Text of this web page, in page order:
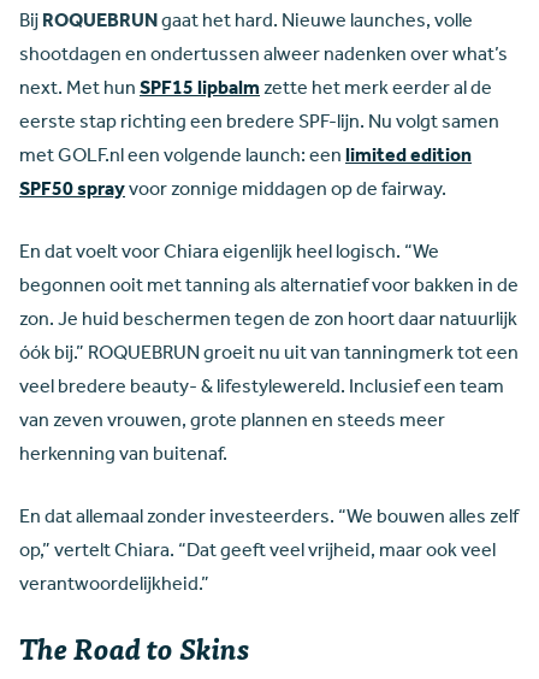
BijROQUEBRUNgaat het hard. Nieuwe launches, volle
shootdagen en ondertussen alweer nadenken over what’s
next. Met hunSPF15 lipbalmzette het merk eerder al de
eerste stap richting een bredere SPF-lijn. Nu volgt samen
met GOLF.nl een volgende launch: eenlimited edition
SPF50 sprayvoor zonnige middagen op de fairway.
En dat voelt voor Chiara eigenlijk heel logisch. “We
begonnen ooit met tanning als alternatief voor bakken in de
zon. Je huid beschermen tegen de zon hoort daar natuurlijk
óók bij.” ROQUEBRUN groeit nu uit van tanningmerk tot een
veel bredere beauty- & lifestylewereld. Inclusief een team
van zeven vrouwen, grote plannen en steeds meer
herkenning van buitenaf.
En dat allemaal zonder investeerders. “We bouwen alles zelf
op,” vertelt Chiara. “Dat geeft veel vrijheid, maar ook veel
verantwoordelijkheid.”
The Road to Skins